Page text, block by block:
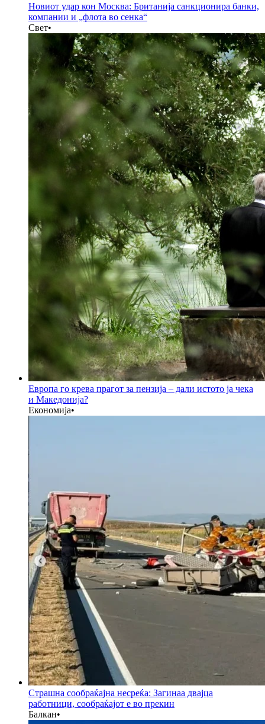
Новиот удар кон Москва: Британија санкционира банки,
компании и „флота во сенка“
Свет•
Европа го крева прагот за пензија – дали истото ја чека
и Македонија?
Економија•
Страшна сообраќајна несреќа: Загинаа двајца
работници, сообраќајот е во прекин
Балкан•